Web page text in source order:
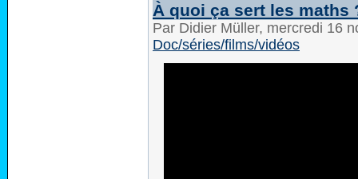
À quoi ça sert les maths
Par Didier Müller, mercredi 16
Doc/séries/films/vidéos